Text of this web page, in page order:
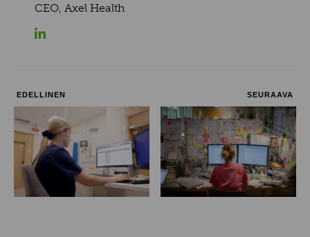
CEO, Axel Health
EDELLINEN SEURAAVA